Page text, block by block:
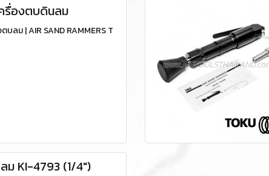
รื่องตบดินลม
บลม | AIR SAND RAMMERS T
ม KI-4793 (1/4")